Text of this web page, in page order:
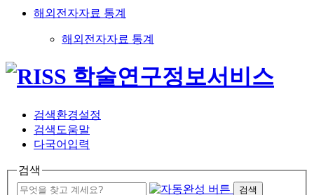
해외전자자료 통계
해외전자자료 통계
검색환경설정
검색도움말
다국어입력
검색
검색